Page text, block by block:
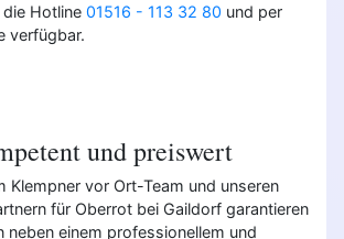
Hotline 01516 - 113 32 80 und per
verfügbar.
und preiswert
Klempner vor Ort-Team und unseren
für Oberrot bei Gaildorf garantieren
neben einem professionellem und